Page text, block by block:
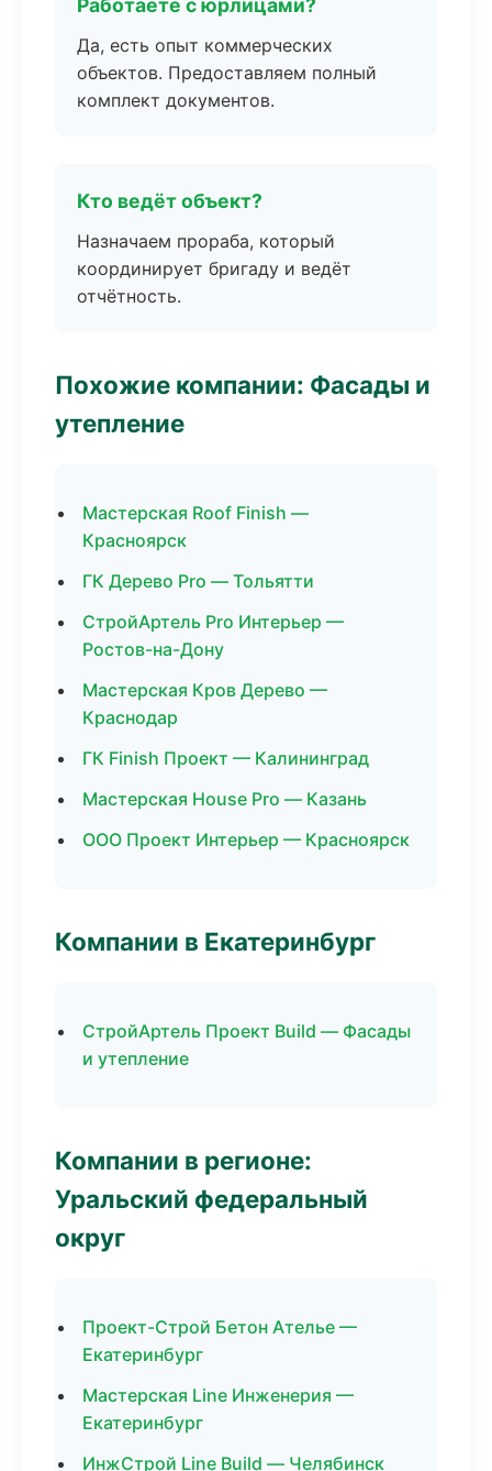
Работаете с юрлицами?
Да, есть опыт коммерческих
объектов. Предоставляем полный
комплект документов.
Кто ведёт объект?
Назначаем прораба, который
координирует бригаду и ведёт
отчётность.
Похожие компании: Фасады и
утепление
Мастерская Roof Finish —
Красноярск
ГК Дерево Pro — Тольятти
СтройАртель Pro Интерьер —
Ростов-на-Дону
Мастерская Кров Дерево —
Краснодар
ГК Finish Проект — Калининград
Мастерская House Pro — Казань
ООО Проект Интерьер — Красноярск
Компании в Екатеринбург
СтройАртель Проект Build — Фасады
и утепление
Компании в регионе:
Уральский федеральный
округ
Проект-Строй Бетон Ателье —
Екатеринбург
Мастерская Line Инженерия —
Екатеринбург
ИнжСтрой Line Build — Челябинск